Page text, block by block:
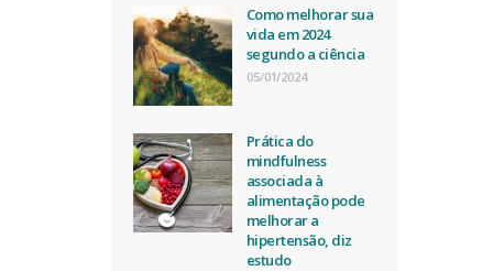
Como melhorar sua
vida em 2024
segundo a ciência
05/01/2024
Prática do
mindfulness
associada à
alimentação pode
melhorar a
hipertensão, diz
estudo